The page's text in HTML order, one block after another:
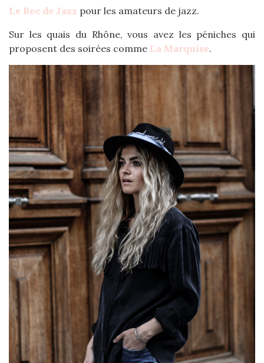
Le Bec de Jazz pour les amateurs de jazz.
Sur les quais du Rhône, vous avez les péniches qui
proposent des soirées comme La Marquise.